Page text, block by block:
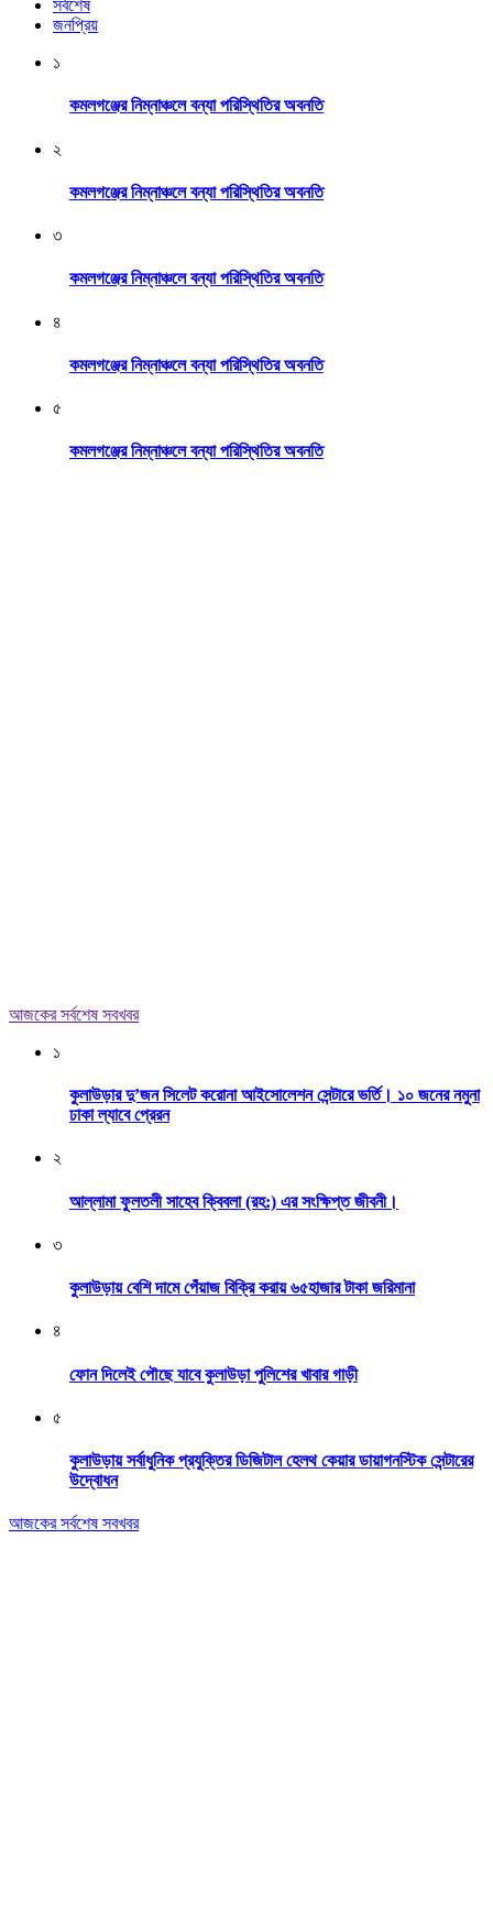
সর্বশেষ
জনপ্রিয়
১
কমলগঞ্জের নিম্নাঞ্চলে বন্যা পরিস্থিতির অবনতি
২
কমলগঞ্জের নিম্নাঞ্চলে বন্যা পরিস্থিতির অবনতি
৩
কমলগঞ্জের নিম্নাঞ্চলে বন্যা পরিস্থিতির অবনতি
৪
কমলগঞ্জের নিম্নাঞ্চলে বন্যা পরিস্থিতির অবনতি
৫
কমলগঞ্জের নিম্নাঞ্চলে বন্যা পরিস্থিতির অবনতি
আজকের সর্বশেষ সবখবর
১
কুলাউড়ার দু’জন সিলেট করোনা আইসোলেশন সেন্টারে ভর্তি। ১০ জনের নমুনা
ঢাকা ল্যাবে প্রেরন
২
আল্লামা ফুলতলী সাহেব ক্বিবলা (রহ:) এর সংক্ষিপ্ত জীবনী।
৩
কুলাউড়ায় বেশি দামে পেঁয়াজ বিক্রি করায় ৬৫হাজার টাকা জরিমানা
৪
ফোন দিলেই পৌছে যাবে কুলাউড়া পুলিশের খাবার গাড়ী
৫
কুলাউড়ায় সর্বাধুনিক প্রযুক্তির ডিজিটাল হেলথ কেয়ার ডায়াগনস্টিক সেন্টারের
উদ্বোধন
আজকের সর্বশেষ সবখবর